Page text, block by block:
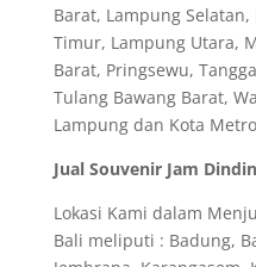
Barat, Lampung
Timur, Lampung Utara,
Barat, Pringsewu,
Tulang Bawang Barat,
Lampung dan Kota
Jual Souvenir Jam
Lokasi Kami dalam
Bali meliputi : Badung,